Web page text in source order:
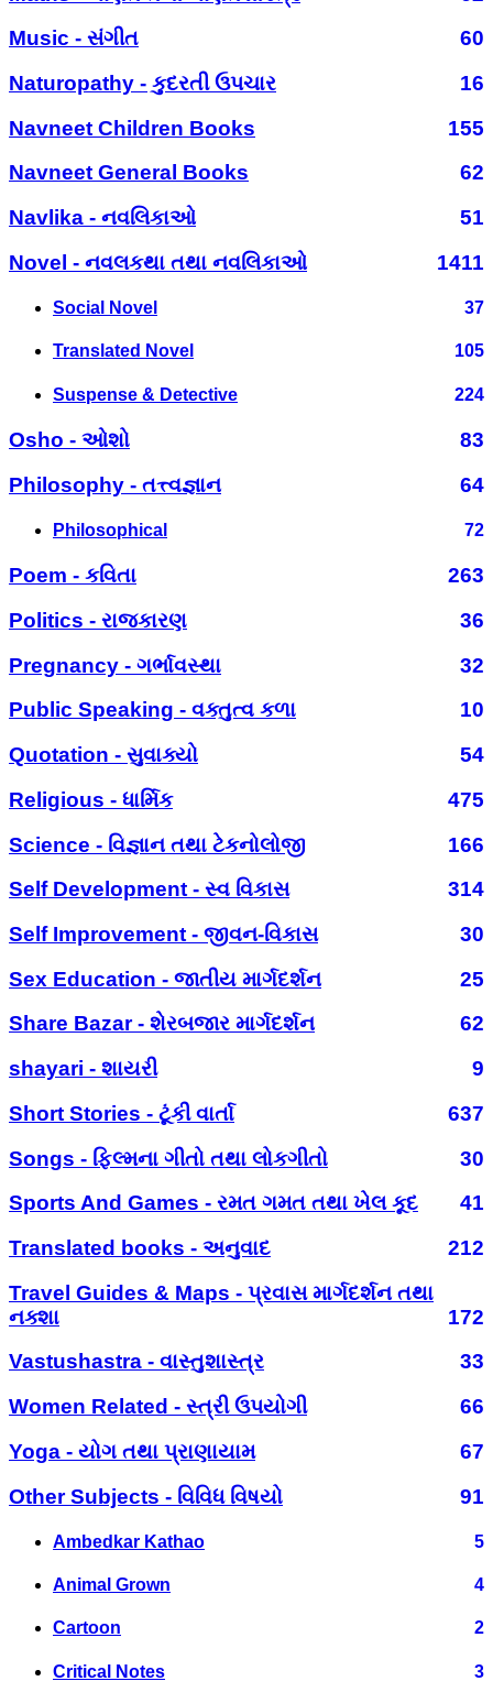
Music - સંગીત
60
Naturopathy - કુદરતી ઉપચાર
16
Navneet Children Books
155
Navneet General Books
62
Navlika - નવલિકાઓ
51
Novel - નવલકથા તથા નવલિકાઓ
1411
Social Novel 37
Translated Novel 105
Suspense & Detective 224
Osho - ઓશો
83
Philosophy - તત્ત્વજ્ઞાન
64
Philosophical 72
Poem - કવિતા
263
Politics - રાજકારણ
36
Pregnancy - ગર્ભાવસ્થા
32
Public Speaking - વક્તુત્વ કળા
10
Quotation - સુવાક્યો
54
Religious - ધાર્મિક
475
Science - વિજ્ઞાન તથા ટેકનોલોજી
166
Self Development - સ્વ વિકાસ
314
Self Improvement - જીવન-વિકાસ
30
Sex Education - જાતીય માર્ગદર્શન
25
Share Bazar - શેરબજાર માર્ગદર્શન
62
shayari - શાયરી
9
Short Stories - ટૂંકી વાર્તા
637
Songs - ફિલ્મના ગીતો તથા લોકગીતો
30
Sports And Games - રમત ગમત તથા ખેલ કૂદ
41
Translated books - અનુવાદ
212
Travel Guides & Maps - પ્રવાસ માર્ગદર્શન તથા
નક્શા
172
Vastushastra - વાસ્તુશાસ્ત્ર
33
Women Related - સ્ત્રી ઉપયોગી
66
Yoga - યોગ તથા પ્રાણાયામ
67
Other Subjects - વિવિધ વિષયો
91
Ambedkar Kathao 5
Animal Grown 4
Cartoon 2
Critical Notes 3